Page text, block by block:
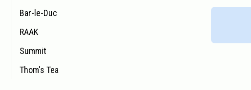
produits
Bar-le-Duc
RAAK
Summit
Thom's Tea